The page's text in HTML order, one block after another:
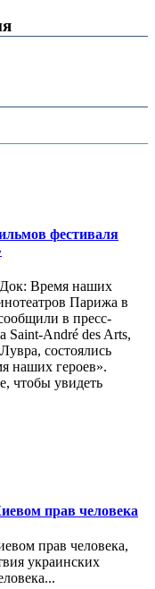
фестиваля
Время наших
Парижа в
в пресс-
Saint-André des Arts,
состоялись
наших героев».
чтобы увидеть
прав человека
прав человека,
украинских